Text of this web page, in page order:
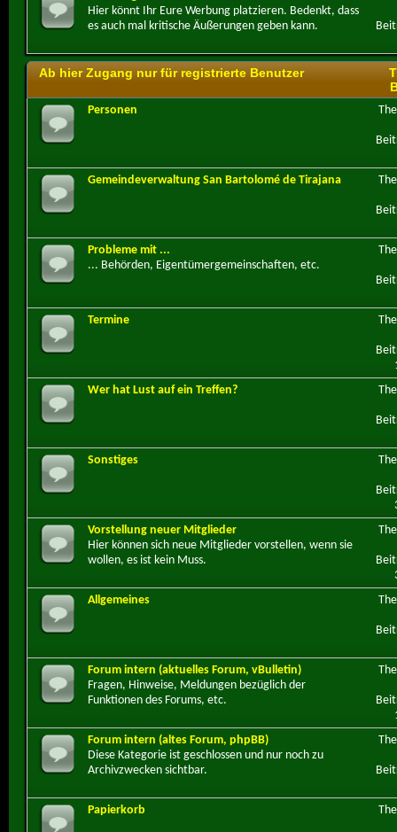
Hier könnt Ihr Eure Werbung platzieren. Bedenkt, dass
es auch mal kritische Äußerungen geben kann.
Ab hier Zugang nur für registrierte Benutzer
Personen
Gemeindeverwaltung San Bartolomé de Tirajana
Probleme mit ...
... Behörden, Eigentümergemeinschaften, etc.
Termine
Wer hat Lust auf ein Treffen?
Sonstiges
Vorstellung neuer Mitglieder
Hier können sich neue Mitglieder vorstellen, wenn sie
wollen, es ist kein Muss.
Allgemeines
Forum intern (aktuelles Forum, vBulletin)
Fragen, Hinweise, Meldungen bezüglich der
Funktionen des Forums, etc.
Forum intern (altes Forum, phpBB)
Diese Kategorie ist geschlossen und nur noch zu
Archivzwecken sichtbar.
Papierkorb